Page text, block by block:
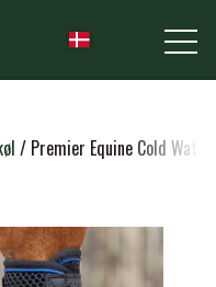
Premier Equine Cold